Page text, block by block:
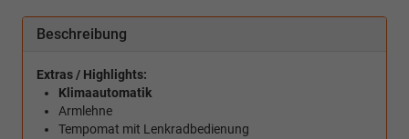
Beschreibung
Extras / Highlights:
Klimaautomatik
Armlehne
Tempomat mit Lenkradbedienung